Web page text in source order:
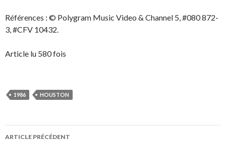
Références : © Polygram Music Video & Channel 5, #080 872-
3, #CFV 10432.
Article lu 580 fois
1986 HOUSTON
Navigation
ARTICLE PRÉCÉDENT